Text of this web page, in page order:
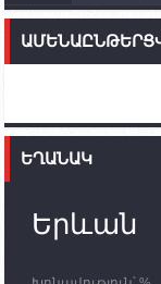
ունեն.
ԵՂԱՆԱԿ
Երևան